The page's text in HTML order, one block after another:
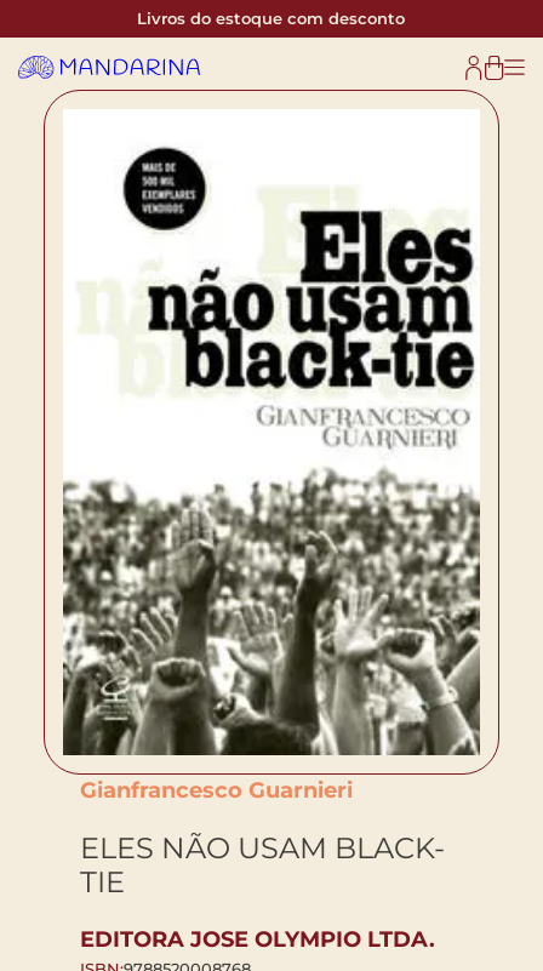
Livros do estoque com desconto
Gianfrancesco Guarnieri
ELES NÃO USAM BLACK-
TIE
EDITORA JOSE OLYMPIO LTDA.